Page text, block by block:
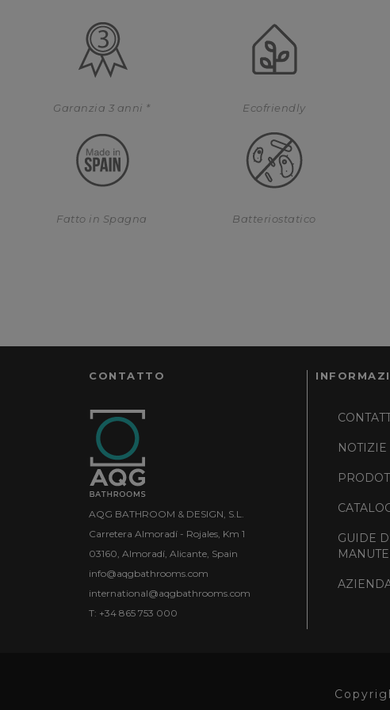
Garanzia 3 anni * Ecofriendly
Fatto in Spagna Batteriostatico
CONTATTO
AQG BATHROOM & DESIGN, S.L.
Carretera Almoradí - Rojales, Km 1
03160, Almoradí, Alicante, Spain
info@aqgbathrooms.com
international@aqgbathrooms.com
T: +34 865 753 000
NOTIZIE
GUIDE